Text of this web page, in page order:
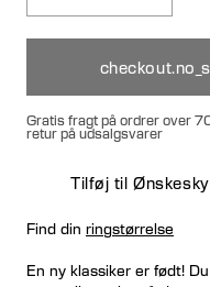
Gratis fragt på ordrer over
retur på udsalgsvarer
Tilføj til
Find din ringstørrelse
En ny klassiker er født!